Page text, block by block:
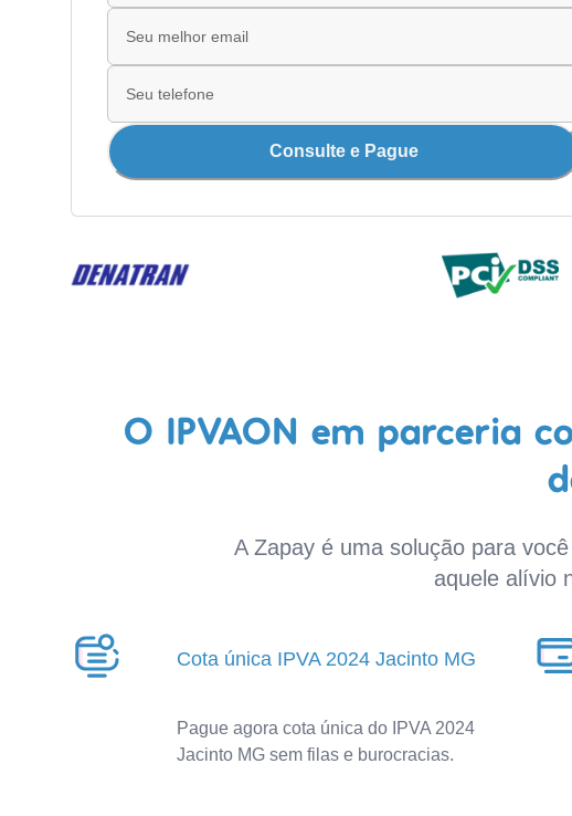
Consulte e Pague
O IPVAON em parceria
A Zapay é uma solução para
aquele alívio
Cota única IPVA 2024 Jacinto MG
Pague agora cota única do IPVA 2024
Jacinto MG sem filas e burocracias.